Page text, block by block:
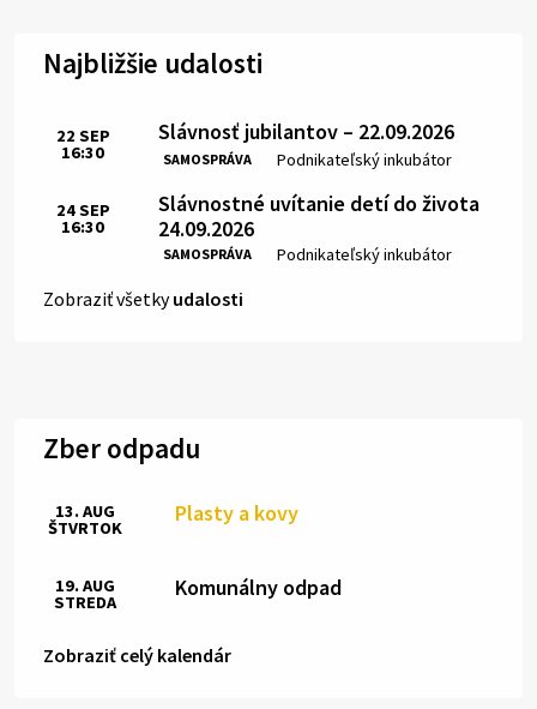
Najbližšie udalosti
Slávnosť jubilantov – 22.09.2026
SAMOSPRÁVA Miesto:
Podnikateľský inkubátor
Čas:
22 SEP
16:30
Slávnostné uvítanie detí do života
24.09.2026
SAMOSPRÁVA Miesto:
Podnikateľský inkubátor
Čas:
24SEP
16:30
Zobraziť všetkyudalosti
Zber odpadu
Plasty a kovy
13. AUG
ŠTVRTOK
Komunálny odpad
19. AUG
STREDA
Zobraziť celý kalendár